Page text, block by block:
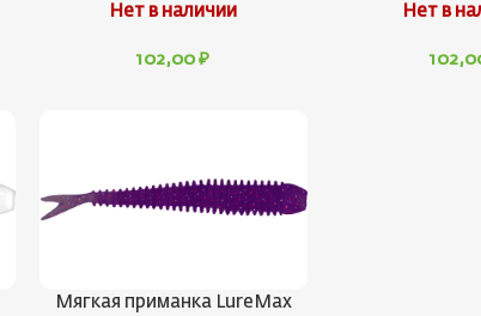
Нет в наличии
102,00₽
Нет в
Мягкая приманка LureMax